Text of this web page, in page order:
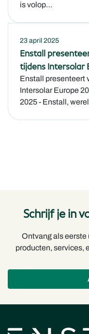
is volop…
Enstall
tijdens Intersolar
23 april 2025
Enstall presenteert
Intersolar Europe
2025 - Enstall,
Schrijf je in
Ontvang als eerste
producten, services,